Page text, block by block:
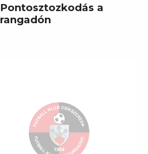
Pontosztozkodás a
rangadón